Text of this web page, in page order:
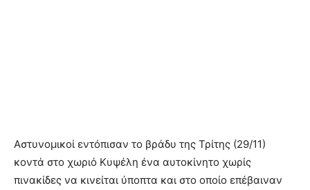
Αστυνομικοί εντόπισαν το βράδυ της Τρίτης (29/11)
κοντά στο χωριό Κυψέλη ένα αυτοκίνητο χωρίς
πινακίδες να κινείται ύποπτα και στο οποίο επέβαιναν